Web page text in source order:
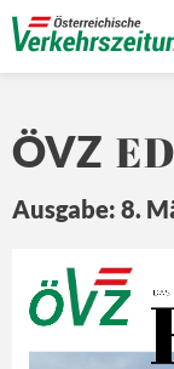
ÖVZ
Ausgabe: 8.
Z
Ö DA S